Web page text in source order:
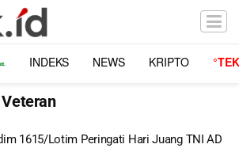
INDEKS NEWS KRIPTO
1615/Lotim Peringati Hari Juang TNI AD